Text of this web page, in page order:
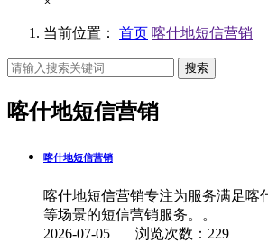
当前位置： 首页 喀什地短信营销
搜索
喀什地短信营销
喀什地短信营销
喀什地短信营销专注为服务满足
等场景的短信营销服务。。
2026-07-05 浏览次数：229